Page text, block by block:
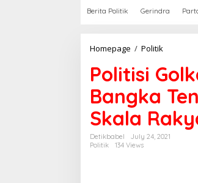
Berita Politik Gerindra
Homepage / Politik
l
i
s
i
G
Politisi
Bangka
Skala
Detikbabel
July 24, 2021
Politik
134 Views